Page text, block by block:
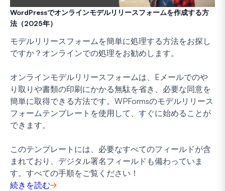
WordPressでオンラインモデルリリースフォームを作成する方
法（2025年）
モデルリリースフォームを簡単に処理する方法をお探し
ですか？オンラインでの処理をお勧めします。
オンラインモデルリリースフォームは、Eメールでのや
り取りや書類の印刷にかかる無駄を省き、必要な同意を
簡単に取得できる方法です。WPFormsのモデルリリース
フォームテンプレートを使用して、すぐに始めることが
できます。
このテンプレートには、必要なすべてのフィールドが含
まれており、デジタル署名フィールドも備わっていま
す。すべての手順をご覧ください！
続きを読む